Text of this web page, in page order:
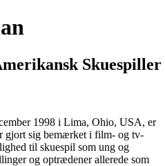
Skuespiller
1998 i Lima, Ohio, USA, er
gjort sig bemærket i film- og tv-
til skuespil som ung og
og optrædener allerede som